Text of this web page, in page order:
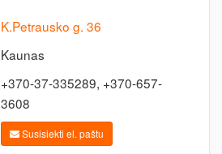
K.Petrausko g. 36
Kaunas
+370-37-335289, +370-657-
3608
Susisiekti el. paštu